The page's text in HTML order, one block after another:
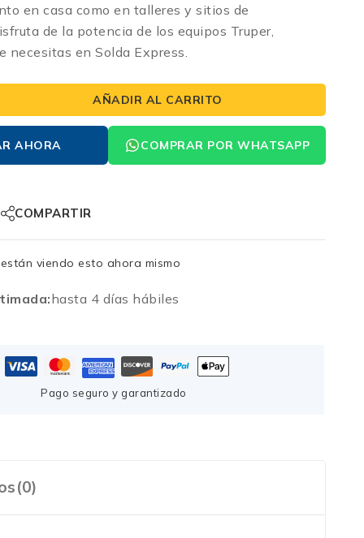
en casa como en talleres y sitios de
de la potencia de los equipos Truper,
necesitas en Solda Express.
AÑADIR AL CARRITO
AHORA COMPRAR POR WHATSAPP
COMPARTIR
viendo esto ahora mismo
hasta 4 días hábiles
Pago seguro y garantizado